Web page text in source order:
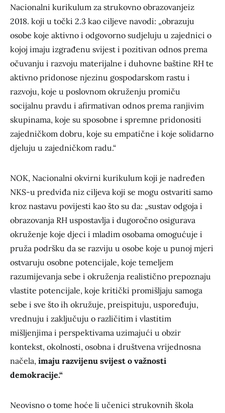
Nacionalni kurikulum za strukovno obrazovanjeiz
2018. koji u točki 2.3 kao ciljeve navodi: „obrazuju
osobe koje aktivno i odgovorno sudjeluju u zajednici o
kojoj imaju izgrađenu svijest i pozitivan odnos prema
očuvanju i razvoju materijalne i duhovne baštine RH te
aktivno pridonose njezinu gospodarskom rastu i
razvoju, koje u poslovnom okruženju promiču
socijalnu pravdu i afirmativan odnos prema ranjivim
skupinama, koje su sposobne i spremne pridonositi
zajedničkom dobru, koje su empatične i koje solidarno
djeluju u zajedničkom radu.“
NOK, Nacionalni okvirni kurikulum koji je nadređen
NKS-u predviđa niz ciljeva koji se mogu ostvariti samo
kroz nastavu povijesti kao što su da: „sustav odgoja i
obrazovanja RH uspostavlja i dugoročno osigurava
okruženje koje djeci i mladim osobama omogućuje i
pruža podršku da se razviju u osobe koje u punoj mjeri
ostvaruju osobne potencijale, koje temeljem
razumijevanja sebe i okruženja realistično prepoznaju
vlastite potencijale, koje kritički promišljaju samoga
sebe i sve što ih okružuje, preispituju, uspoređuju,
vrednuju i zaključuju o različitim i vlastitim
mišljenjima i perspektivama uzimajući u obzir
kontekst, okolnosti, osobna i društvena vrijednosna
načela, imaju razvijenu svijest o važnosti
demokracije.“
Neovisno o tome hoće li učenici strukovnih škola